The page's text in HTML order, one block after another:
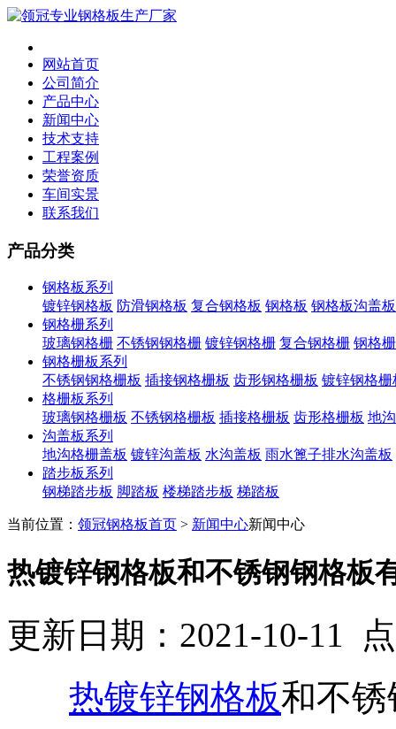
网站首页
公司简介
产品中心
新闻中心
技术支持
工程案例
荣誉资质
车间实景
联系我们
产品分类
钢格板系列
镀锌钢格板 防滑钢格板 复合钢格板 钢格板 钢格板沟盖板
钢格栅系列
玻璃钢格栅 不锈钢钢格栅 镀锌钢格栅 复合钢格栅 钢格栅
钢格栅板系列
不锈钢钢格栅板 插接钢格栅板 齿形钢格栅板 镀锌钢格栅
格栅板系列
玻璃钢格栅板 不锈钢格栅板 插接格栅板 齿形格栅板 地
沟盖板系列
地沟格栅盖板 镀锌沟盖板 水沟盖板 雨水篦子排水沟盖板
踏步板系列
钢梯踏步板 脚踏板 楼梯踏步板 梯踏板
当前位置： 领冠钢格板首页 > 新闻中心新闻中心
热镀锌钢格板和不锈钢钢格板
更新日期：2021-10-11
热镀锌钢格板和不